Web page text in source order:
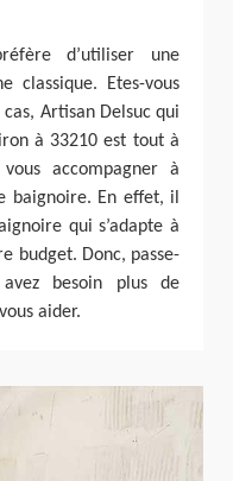
d’utiliser une
classique. Etes-vous
Artisan Delsuc qui
à 33210 est tout à
accompagner à
baignoire. En effet, il
qui s’adapte à
budget. Donc, passe-
besoin plus de
aider.